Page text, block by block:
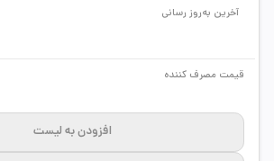
آخرین به‌روز رسانی
قیمت مصرف کننده
افزودن به لیست